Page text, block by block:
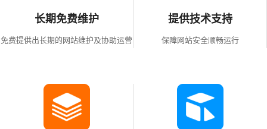
长期免费维护
免费提供出长期的网站维护及协助运营
提供技术支持
保障网站安全顺畅运行